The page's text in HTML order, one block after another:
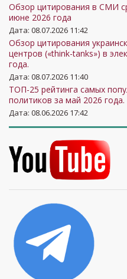
Обзор цитирования в СМИ
июне 2026 года
Дата: 08.07.2026 11:42
Обзор цитирования
центров («think-tanks») в
года.
Дата: 08.07.2026 11:40
ТОП-25 рейтинга самых
политиков за май 2026 года.
Дата: 08.06.2026 17:42